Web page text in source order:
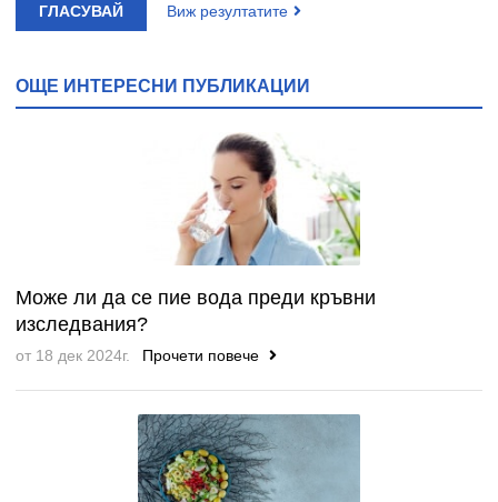
ГЛАСУВАЙ Виж резултатите
ОЩЕ ИНТЕРЕСНИ ПУБЛИКАЦИИ
Може ли да се пие вода преди кръвни
изследвания?
от 18 дек 2024г. Прочети повече